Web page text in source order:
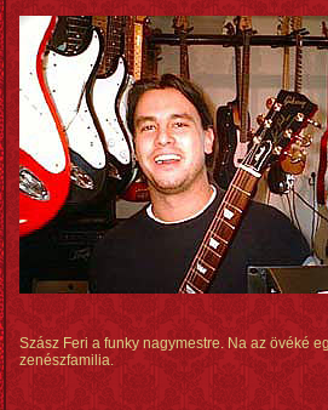
Szász Feri a funky nagymestre. Na az övéké
zenészfamilia.